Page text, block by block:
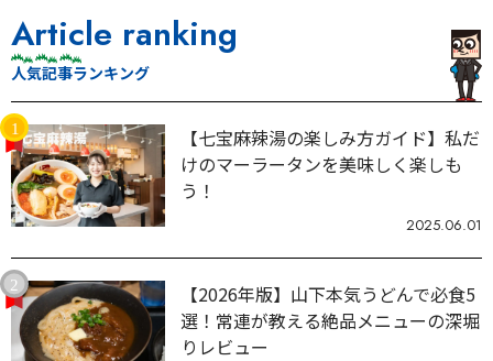
Article ranking
人気記事ランキング
【七宝麻辣湯の楽しみ方ガイド】私だ
けのマーラータンを美味しく楽しも
う！
2025.06.01
【2026年版】山下本気うどんで必食5
選！常連が教える絶品メニューの深堀
りレビュー